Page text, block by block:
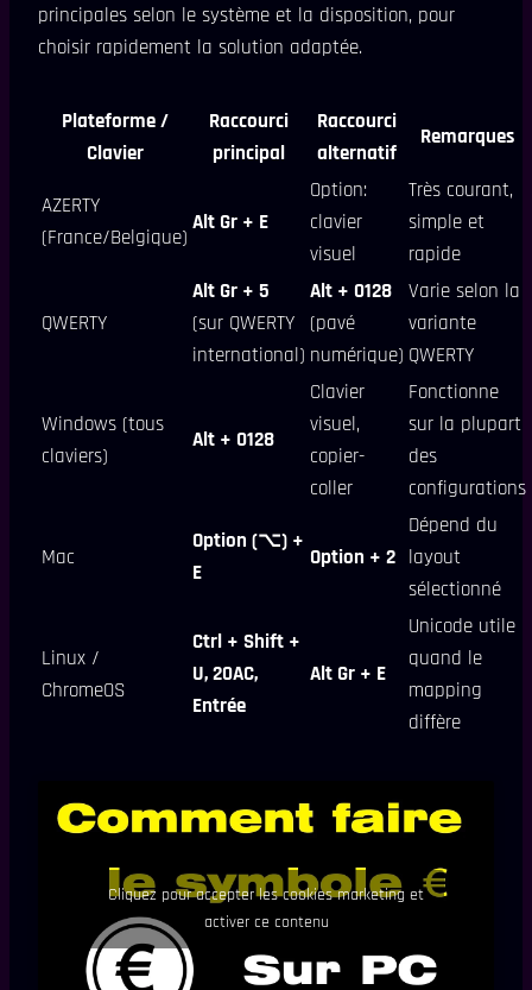
principales selon le système et la disposition, pour
choisir rapidement la solution adaptée.
Plateforme /
Clavier
Raccourci
principal
Raccourci
alternatif
Remarques
AZERTY
(France/Belgique)
Alt Gr + E
Option:
clavier
visuel
Très courant,
simple et
rapide
QWERTY
Alt Gr + 5
(sur QWERTY
international)
Alt + 0128
(pavé
numérique)
Varie selon la
variante
QWERTY
Windows (tous
claviers)
Alt + 0128
Clavier
visuel,
copier-
coller
Fonctionne
sur la plupart
des
configurations
Mac
Option (⌥) +
E
Option + 2
Dépend du
layout
sélectionné
Linux /
ChromeOS
Ctrl + Shift +
U, 20AC,
Entrée
Alt Gr + E
Unicode utile
quand le
mapping
diffère
Cliquez pour accepter les cookies marketing et
activer ce contenu